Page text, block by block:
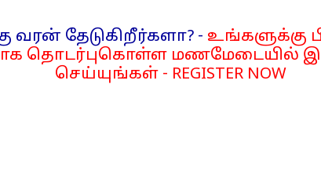
வரன் தேடுகிறீர்களா? - உங்களுக்கு
தொடர்புகொள்ள மணமேடையில்
செய்யுங்கள் - REGISTER NOW